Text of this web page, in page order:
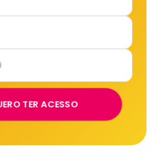
TER ACESSO